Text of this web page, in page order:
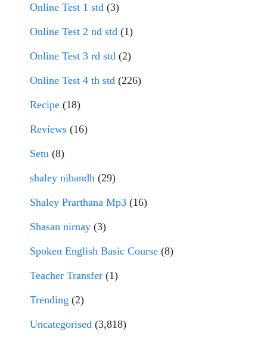
Online Test 1 std (3)
Online Test 2 nd std (1)
Online Test 3 rd std (2)
Online Test 4 th std (226)
Recipe (18)
Reviews (16)
Setu (8)
shaley nibandh (29)
Shaley Prarthana Mp3 (16)
Shasan nirnay (3)
Spoken English Basic Course (8)
Teacher Transfer (1)
Trending (2)
Uncategorised (3,818)